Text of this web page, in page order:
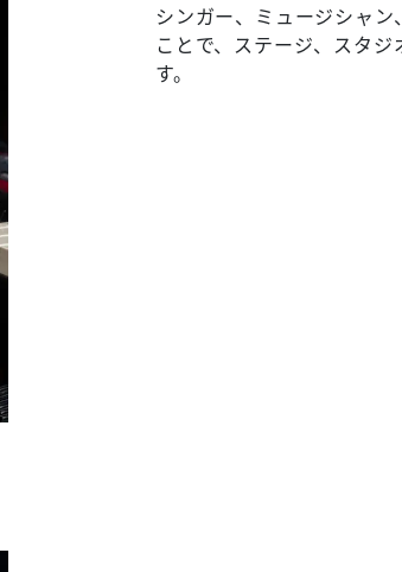
シンガー、ミュージシャ
ことで、ステージ、スタ
す。